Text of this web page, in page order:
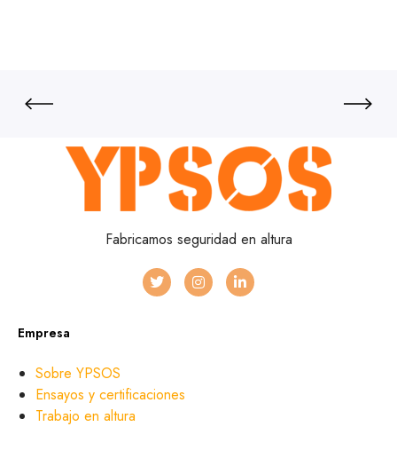
Fabricamos seguridad en altura
Empresa
Sobre YPSOS
Ensayos y certificaciones
Trabajo en altura